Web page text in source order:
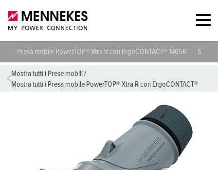
Presa mobile PowerTOP® Xtra R con ErgoCONTACT® 14656
Mostra tutti i Prese mobili/
Mostra tutti i Presa mobile PowerTOP® Xtra R con ErgoCONTACT®